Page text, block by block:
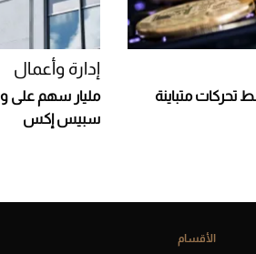
ألف دولار وسط تحركات متباينة
إدارة وأعمال
مليار سهم على
سبيس إكس
الأقسام